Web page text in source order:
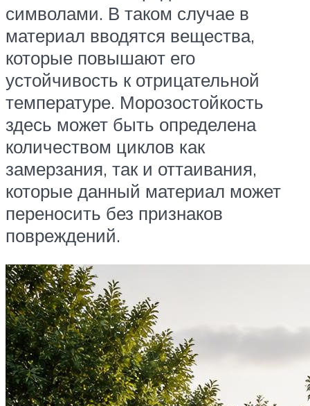
символами. В таком случае в
материал вводятся вещества,
которые повышают его
устойчивость к отрицательной
температуре. Морозостойкость
здесь может быть определена
количеством циклов как
замерзания, так и оттаивания,
которые данный материал может
переносить без признаков
повреждений.